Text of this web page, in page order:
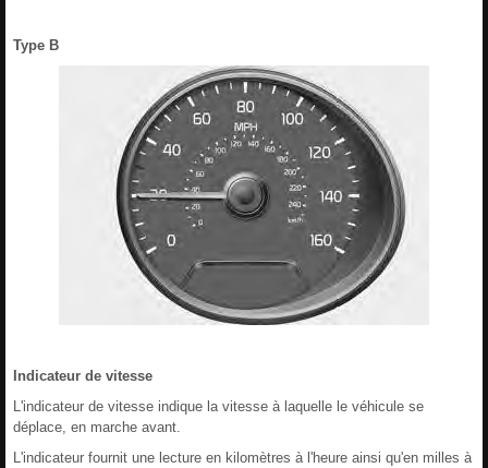
Type B
Indicateur de vitesse
L'indicateur de vitesse indique la vitesse à laquelle le véhicule se
déplace, en marche avant.
L'indicateur fournit une lecture en kilomètres à l'heure ainsi qu'en milles à